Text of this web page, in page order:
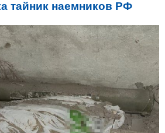
тайник наемников РФ